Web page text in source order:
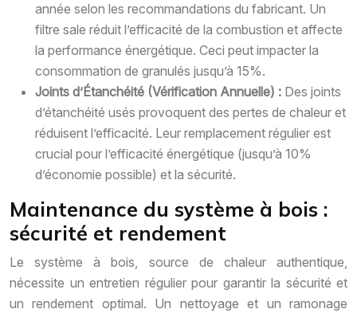
année selon les recommandations du fabricant. Un
filtre sale réduit l’efficacité de la combustion et affecte
la performance énergétique. Ceci peut impacter la
consommation de granulés jusqu’à 15%.
Joints d’Étanchéité (Vérification Annuelle) : Des joints
d’étanchéité usés provoquent des pertes de chaleur et
réduisent l’efficacité. Leur remplacement régulier est
crucial pour l’efficacité énergétique (jusqu’à 10%
d’économie possible) et la sécurité.
Maintenance du système à bois :
sécurité et rendement
Le système à bois, source de chaleur authentique,
nécessite un entretien régulier pour garantir la sécurité et
un rendement optimal. Un nettoyage et un ramonage